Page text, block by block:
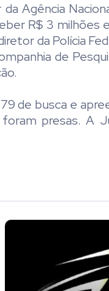
Agência
R$ 3 milhões
da Polícia
de
de busca e
presas. A